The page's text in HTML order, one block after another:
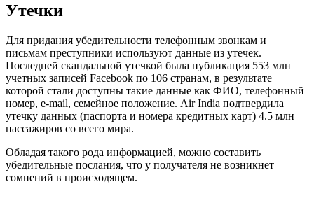
Утечки
Для придания убедительности телефонным звонкам и
письмам преступники используют данные из утечек.
Последней скандальной утечкой была публикация 553 млн
учетных записей Facebook по 106 странам, в результате
которой стали доступны такие данные как ФИО, телефонный
номер, e-mail, семейное положение. Air India подтвердила
утечку данных (паспорта и номера кредитных карт) 4.5 млн
пассажиров со всего мира.
Обладая такого рода информацией, можно составить
убедительные послания, что у получателя не возникнет
сомнений в происходящем.